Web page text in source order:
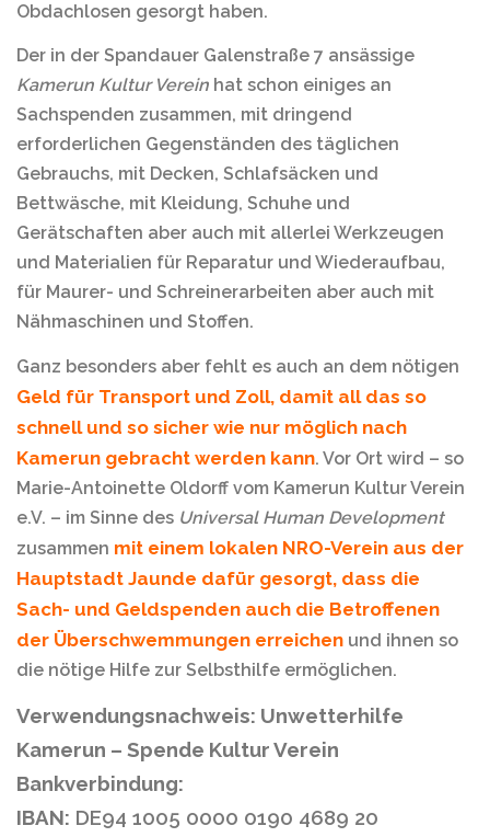
Obdachlosen gesorgt haben.
Der in der Spandauer Galenstraße 7 ansässige
Kamerun Kultur Verein hat schon einiges an
Sachspenden zusammen, mit dringend
erforderlichen Gegenständen des täglichen
Gebrauchs, mit Decken, Schlafsäcken und
Bettwäsche, mit Kleidung, Schuhe und
Gerätschaften aber auch mit allerlei Werkzeugen
und Materialien für Reparatur und Wiederaufbau,
für Maurer- und Schreinerarbeiten aber auch mit
Nähmaschinen und Stoffen.
Ganz besonders aber fehlt es auch an dem nötigen
Geld für Transport und Zoll, damit all das so
schnell und so sicher wie nur möglich nach
Kamerun gebracht werden kann. Vor Ort wird – so
Marie-Antoinette Oldorff vom Kamerun Kultur Verein
e.V. – im Sinne des Universal Human Development
zusammen mit einem lokalen NRO-Verein aus der
Hauptstadt Jaunde dafür gesorgt, dass die
Sach- und Geldspenden auch die Betroffenen
der Überschwemmungen erreichen und ihnen so
die nötige Hilfe zur Selbsthilfe ermöglichen.
Verwendungsnachweis: Unwetterhilfe
Kamerun – Spende Kultur Verein
Bankverbindung:
IBAN: DE94 1005 0000 0190 4689 20